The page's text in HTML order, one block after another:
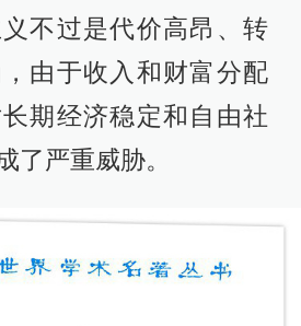
不过是代价高昂、转
由于收入和财富分配
期经济稳定和自由社
了严重威胁。